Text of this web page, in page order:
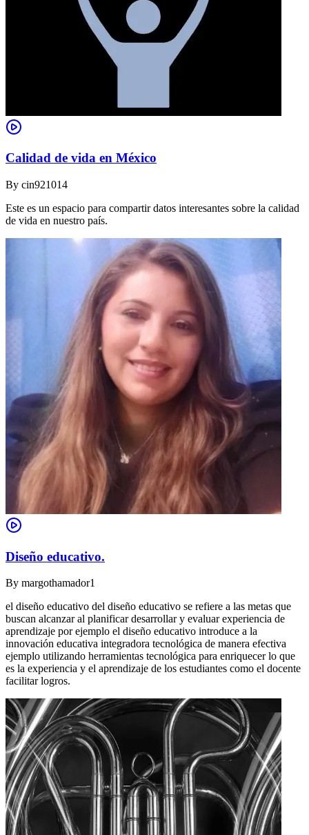
Calidad de vida en México
By cin921014
Este es un espacio para compartir datos interesantes sobre la calidad
de vida en nuestro país.
Diseño educativo.
By margothamador1
el diseño educativo del diseño educativo se refiere a las metas que
buscan alcanzar al planificar desarrollar y evaluar experiencia de
aprendizaje por ejemplo el diseño educativo introduce a la
innovación educativa integradora tecnológica de manera efectiva
ejemplo utilizando herramientas tecnológica para enriquecer lo que
es la experiencia y el aprendizaje de los estudiantes como el docente
facilitar logros.